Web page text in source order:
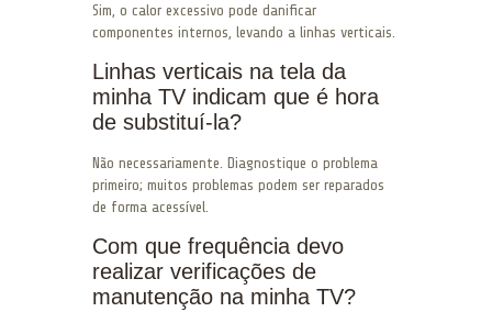
Sim, o calor excessivo pode danificar
componentes internos, levando a linhas verticais.
Linhas verticais na tela da
minha TV indicam que é hora
de substituí-la?
Não necessariamente. Diagnostique o problema
primeiro; muitos problemas podem ser reparados
de forma acessível.
Com que frequência devo
realizar verificações de
manutenção na minha TV?